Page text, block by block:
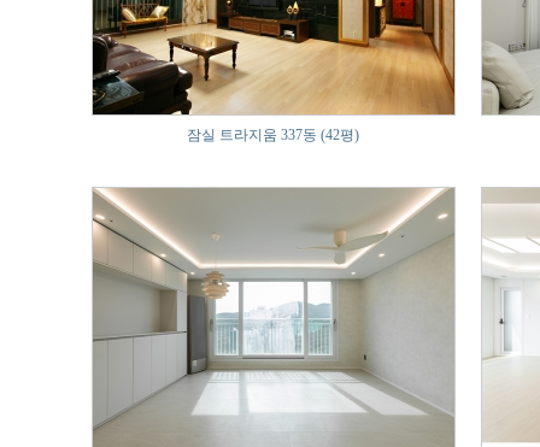
잠실 트라지움 337동 (42평)